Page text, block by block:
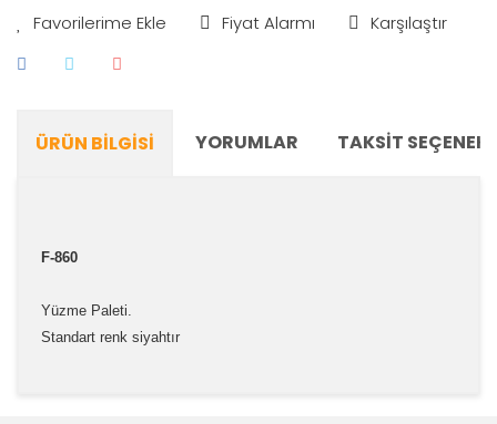
Fiyat Alarmı Karşılaştır
ÜRÜN BILGISI YORUMLAR TAKSIT
F-860
Yüzme Paleti.
Standart renk siyahtır